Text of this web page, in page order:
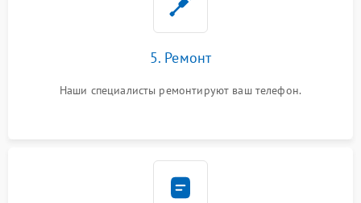
5. Ремонт
Наши специалисты ремонтируют ваш телефон.